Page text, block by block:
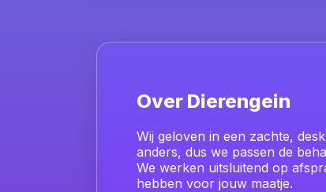
Over Dierengein
Wij geloven in een zachte,
anders, dus we passen de
We werken uitsluitend op
hebben voor jouw maatje.